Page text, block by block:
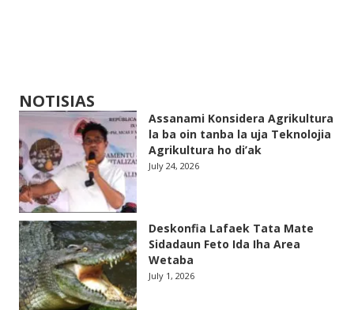
NOTISIAS
Assanami Konsidera Agrikultura
la ba oin tanba la uja Teknolojia
Agrikultura ho di’ak
July 24, 2026
Deskonfia Lafaek Tata Mate
Sidadaun Feto Ida Iha Area
Wetaba
July 1, 2026